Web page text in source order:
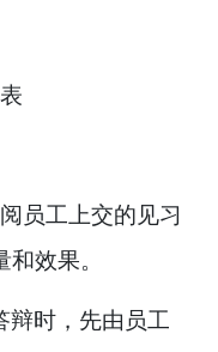
员工上交的见习
效果。
辩时，先由员工